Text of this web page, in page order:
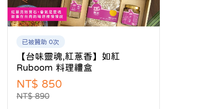
已被贊助 0次
【台味靈魂,紅蔥香】如紅
Ruboom 料理禮盒
NT$ 850
NT$ 890